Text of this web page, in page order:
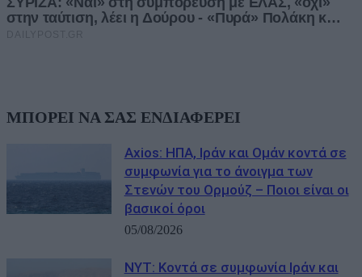
ΜΠΟΡΕΙ ΝΑ ΣΑΣ ΕΝΔΙΑΦΕΡΕΙ
Axios: ΗΠΑ, Ιράν και Ομάν κοντά σε
συμφωνία για το άνοιγμα των
Στενών του Ορμούζ – Ποιοι είναι οι
βασικοί όροι
05/08/2026
NYT: Κοντά σε συμφωνία Ιράν και